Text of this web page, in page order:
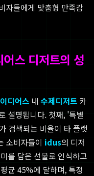
자들에게 맞춤형 만족감
스 디저트의 성
디어스 내 수제디저트 카
설명됩니다. 첫째, '특별
검색되는 비율이 타 플랫
소비자들이 idus의 디저
를 담은 선물로 인식하고
균 45%에 달하며, 특정